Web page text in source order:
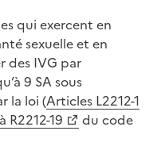
qui exercent en
sexuelle et en
des IVG par
9 SA sous
la loi (Articles L2212-1
R2212-19
du code